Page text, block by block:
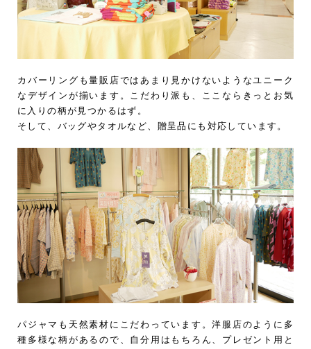
カバーリングも量販店ではあまり見かけないようなユニーク
なデザインが揃います。こだわり派も、ここならきっとお気
に入りの柄が見つかるはず。
そして、バッグやタオルなど、贈呈品にも対応しています。
パジャマも天然素材にこだわっています。洋服店のように多
種多様な柄があるので、自分用はもちろん、プレゼント用と